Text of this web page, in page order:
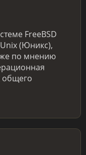
FreeBSD
(Юникс),
по мнению
общего